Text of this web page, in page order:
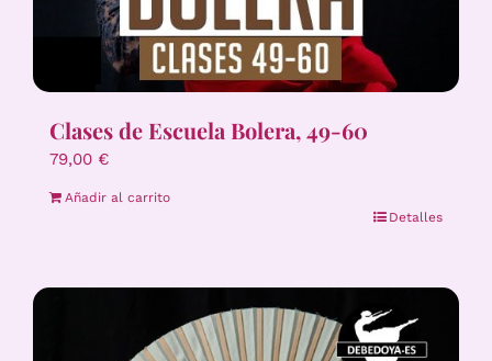
Clases de Escuela Bolera, 49-60
79,00 €
Añadir al carrito
Detalles